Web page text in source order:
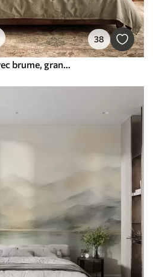
38
Illustration forestière avec brume, grands arbres et sentier